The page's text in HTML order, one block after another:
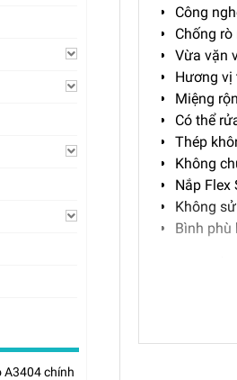
Công
Chống
Vừa vặn
Hương vị
Miệng
Có thể
Thép
Không
Nắp Flex
Không
Bình phù
nhà sản
A3404 chính